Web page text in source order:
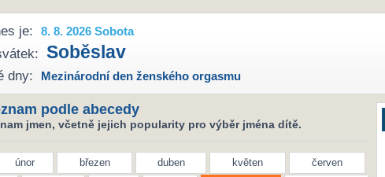
je: 8. 8. 2026 Sobota
Soběslav
dny: Mezinárodní den ženského orgasmu
podle abecedy
jmen, včetně jejich popularity pro výběr jména dítě.
únor březen duben květen
červen